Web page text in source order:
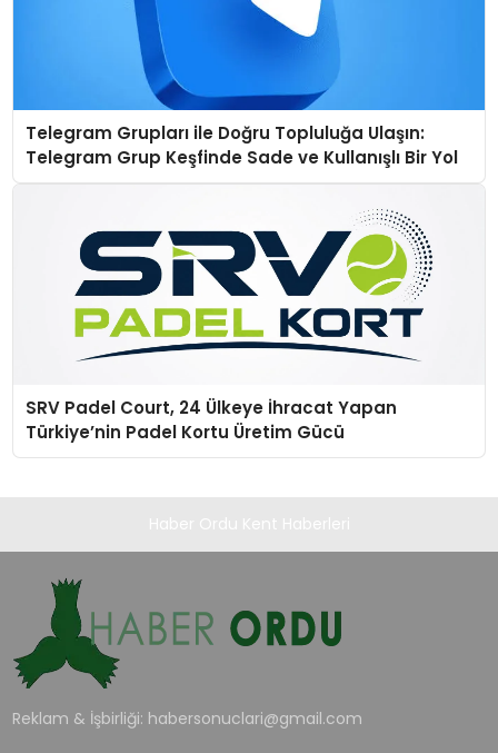
Telegram Grupları ile Doğru Topluluğa Ulaşın:
Telegram Grup Keşfinde Sade ve Kullanışlı Bir Yol
SRV Padel Court, 24 Ülkeye İhracat Yapan
Türkiye’nin Padel Kortu Üretim Gücü
Reklam & İşbirliği: habersonuclari@gmail.com